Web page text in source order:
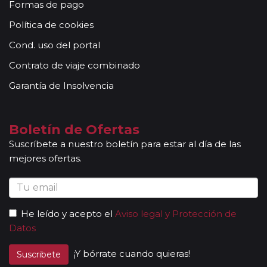
Otras notas a tener en cuenta:
Todas nuestras rutas, independientemente del
número de pasajeros, incluyen la presencia de guías
conocimientos y buena disposición para atender al
grupo. Adicionalmente, en las ciudades principales y
cultura de los lugares visitados. En ocasiones, los
grupos son bilingües (normalmente español y
portugués), en estos casos nuestros guías
acompañantes podrán dar las explicaciones en dos
idiomas diferentes. Según circuito, le atenderá en su
viaje un único guía-acompañante o bien cambiará de
acompañantes siempre estarán presentes en los
paseos incluidos, pero poseen múltiples funciones y
deben dedicación a la totalidad del grupo y no a una
persona en particular. En los momentos en que no
Formas de pago
Política de cookies
Cond. uso del portal
Contrato de viaje combinado
Garantía de Insolvencia
Boletín de Ofertas
Suscríbete a nuestro boletín para estar al día de las
mejores ofertas.
He leído y acepto el Aviso legal y Protección de
Datos
Suscribete ¡Y bórrate cuando quieras!